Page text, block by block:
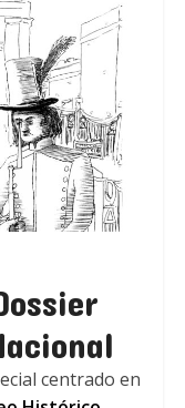
centrado en